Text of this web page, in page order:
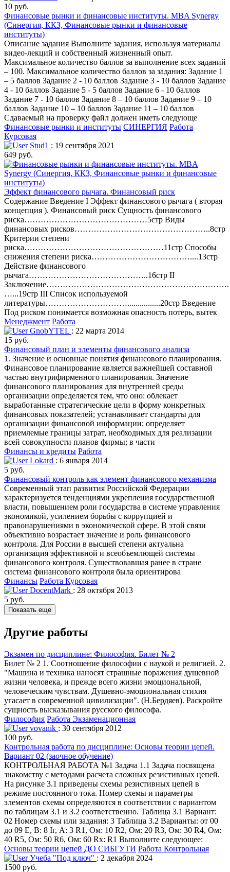
10 руб.
Финансовые рынки и финансовые институты. MBA Synergy
(Синергия, ККЗ, Финансовые рынки и финансовые
институты)
Описание задания Выполните задания, используя материалы
видео-лекций и собственный жизненный опыт.
Максимальное количество баллов за выполнение всех заданий
– 100. Максимальное количество баллов за задания: Задание 1
– 5 баллов Задание 2 - 10 баллов Задание 3 - 10 баллов Задание
4 - 10 баллов Задание 5 - 5 баллов Задание 6 - 10 баллов
Задание 7 - 10 баллов Задание 8 – 10 баллов Задание 9 – 10
баллов Задание 10 – 10 баллов Задание 11 – 10 баллов
Сдаваемый на проверку файл должен иметь следующе
Финансовые рынки и институты СИНЕРГИЯ Работа
Курсовая
Stud1 : 19 сентября 2021
649 руб.
Эффект финансового рычага. Финансовый риск
Содержание Введение I Эффект финансового рычага ( вторая
концепция ). Финансовый риск Сущность финансового
риска………………………………………5стр Виды
финансовых рисков…………………………………………..8стр
Критерии степени
риска……………………………………………11стр Способы
снижения степени риска………………………………....13стр
Действие финансового
рычага……………………………………..16стр II
Заключение………………………………………………………….
…...19стр III Список используемой
литературы…………………………................20стр Введение
Под риском понимается возможная опасность потерь, вытек
Менеджмент Работа
GnobYTEL : 22 марта 2014
15 руб.
Финансовый план и элементы финансового анализа
1. Значение и основные понятия финансового планирования.
Финансовое планирование является важнейшей составной
частью внутрифирменного планирования. Значение
финансового планирования для внутренней среды
организации определяется тем, что оно: облекает
выработанные стратегические цели в форму конкретных
финансовых показателей; устанавливает стандарты для
организации финансовой информации; определяет
приемлемые границы затрат, необходимых для реализации
всей совокупности планов фирмы; в части
Финансы и кредиты Работа
Lokard : 6 января 2014
5 руб.
Финансовый контроль как элемент финансового механизма
Современный этап развития Российской Федерации
характеризуется тенденциями укрепления государственной
власти, повышением роли государства в системе управления
экономикой, усилением борьбы с коррупцией и
правонарушениями в экономической сфере. В этой связи
объективно возрастает значение и роль финансового
контроля. Для России в высшей степени актуальна
организация эффективной и всеобъемлющей системы
финансового контроля. Существовавшая ранее в стране
система финансового контроля была ориентирова
Финансы Работа Курсовая
DocentMark : 28 октября 2013
5 руб.
Показать еще
Другие работы
Экзамен по дисциплине: Философия. Билет № 2
Билет № 2 1. Соотношение философии с наукой и религией. 2.
"Машина и техника наносят страшные поражения душевной
жизни человека, и прежде всего жизни эмоциональной,
человеческим чувствам. Душевно-эмоциональная стихия
угасает в современной цивилизации". (Н.Бердяев). Раскройте
сущность высказывания русского философа.
Философия Работа Экзаменационная
vovanik : 30 сентября 2012
100 руб.
Контрольная работа по дисциплине: Основы теории цепей.
Вариант 02 (заочное обучение)
КОНТРОЛЬНАЯ РАБОТА №1 Задача 1.1 Задача посвящена
знакомству с методами расчета сложных резистивных цепей.
На рисунке 3.1 приведены схемы резистивных цепей в
режиме постоянного тока. Номер схемы и параметры
элементов схемы определяются в соответствии с вариантом
по таблицам 3.1 и 3.2 соответственно. Таблица 3.1 Вариант:
02 Номер схемы или задания: 3 Таблица 3.2 Варианты: от 00
до 09 E, В: 8 Iг, А: 3 R1, Ом: 10 R2, Ом: 20 R3, Ом: 30 R4, Ом:
40 R5, Ом: 50 R6, Ом: 60 Rx: R1 Выполните следующее:
Основы теории цепей ДО СИБГУТИ Работа Контрольная
Учеба "Под ключ" : 2 декабря 2024
1500 руб.